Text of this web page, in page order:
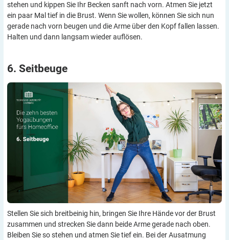
stehen und kippen Sie Ihr Becken sanft nach vorn. Atmen Sie jetzt
ein paar Mal tief in die Brust. Wenn Sie wollen, können Sie sich nun
gerade nach vorn beugen und die Arme über den Kopf fallen lassen.
Halten und dann langsam wieder auflösen.
6. Seitbeuge
Stellen Sie sich breitbeinig hin, bringen Sie Ihre Hände vor der Brust
zusammen und strecken Sie dann beide Arme gerade nach oben.
Bleiben Sie so stehen und atmen Sie tief ein. Bei der Ausatmung